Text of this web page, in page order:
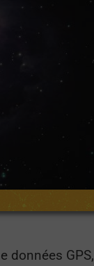
données GPS,